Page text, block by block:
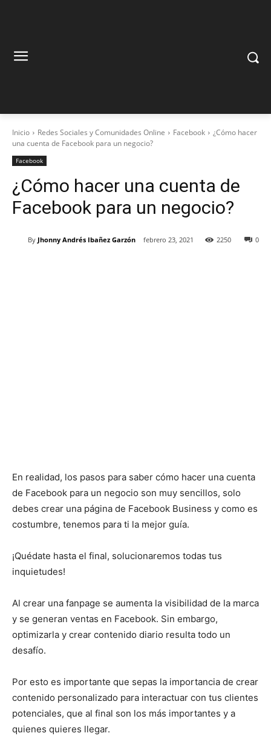
Inicio Redes Sociales y Comunidades Online Facebook
¿Cómo hacer
una cuenta de Facebook para un negocio?
Facebook
¿Cómo hacer una cuenta de
Facebook para un negocio?
By Jhonny Andrés Ibañez Garzón febrero 23, 2021 0
2250
En realidad, los pasos para saber cómo hacer una cuenta
de Facebook para un negocio son muy sencillos, solo
debes crear una página de Facebook Business y como es
costumbre, tenemos para ti la mejor guía.
¡Quédate hasta el final, solucionaremos todas tus
inquietudes!
Al crear una fanpage se aumenta la visibilidad de la marca
y se generan ventas en Facebook. Sin embargo,
optimizarla y crear contenido diario resulta todo un
desafío.
Por esto es importante que sepas la importancia de crear
contenido personalizado para interactuar con tus clientes
potenciales, que al final son los más importantes y a
quienes quieres llegar.